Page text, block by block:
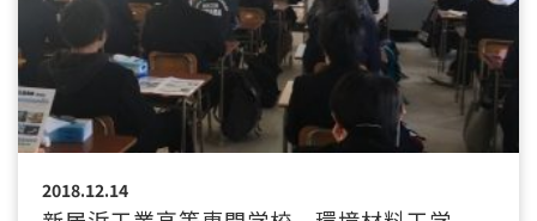
2018.12.14